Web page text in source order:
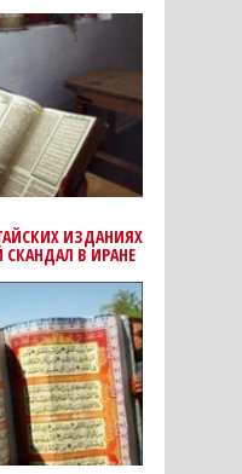
ИЗДАНИЯХ
В ИРАНЕ